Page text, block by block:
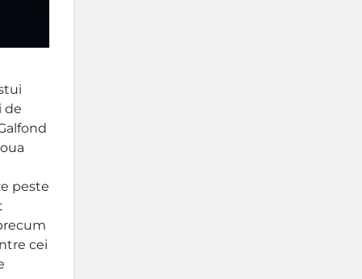
de
peste
cei